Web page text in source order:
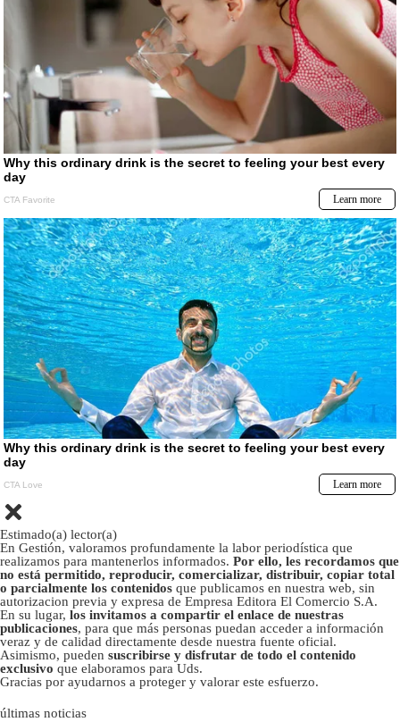
Estimado(a) lector(a)
En Gestión, valoramos profundamente la labor periodística que
realizamos para mantenerlos informados. Por ello, les recordamos que
no está permitido, reproducir, comercializar, distribuir, copiar total
o parcialmente los contenidos que publicamos en nuestra web, sin
autorizacion previa y expresa de Empresa Editora El Comercio S.A.
En su lugar, los invitamos a compartir el enlace de nuestras
publicaciones, para que más personas puedan acceder a información
veraz y de calidad directamente desde nuestra fuente oficial.
Asimismo, pueden suscribirse y disfrutar de todo el contenido
exclusivo que elaboramos para Uds.
Gracias por ayudarnos a proteger y valorar este esfuerzo.
últimas noticias